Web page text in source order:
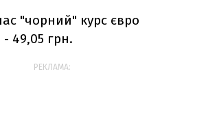
"чорний" курс євро
49,05 грн.
РЕКЛАМА: